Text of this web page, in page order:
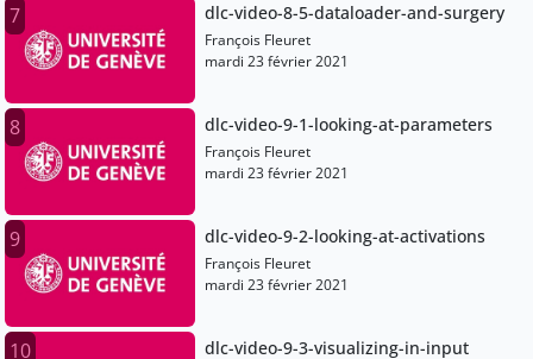
7 dlc-video-8-5-dataloader-and-surgery
François Fleuret
mardi 23 février 2021
8 dlc-video-9-1-looking-at-parameters
François Fleuret
mardi 23 février 2021
9 dlc-video-9-2-looking-at-activations
François Fleuret
mardi 23 février 2021
10 dlc-video-9-3-visualizing-in-input